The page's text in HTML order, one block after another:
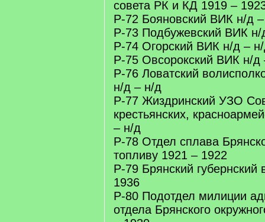
совета РК и КД 1919 –
Р-72 Бояновский ВИК н/д
Р-73 Подбужевский ВИК н/
Р-74 Огорский ВИК н/д –
Р-75 Овсорокский ВИК н/д
Р-76 Ловатский
н/д – н/д
Р-77 Жиздринский УЗО
крестьянских,
– н/д
Р-78 Отдел сплава
топливу 1921 – 1922
Р-79 Брянский губернский
1936
Р-80 Подотдел милиции
отдела Брянского